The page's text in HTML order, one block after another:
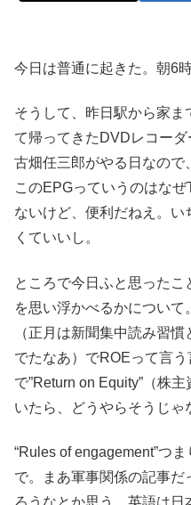
今日は普通に起きた。朝6
そうして、昨日駅から家ま
て帰ってきたDVDレコー
古畑任三郎がやる日なので
このEPGっていうのはな
ないけど、便利だねえ。
くていいし。
ところで今日ふと思った
を思い浮かべるかについ
（正月は新聞集中読み習
でたなあ）でROEって言
で”Return on Equity”（株
いたら、どうやらそうじゃ
“Rules of engagement”つ
で。まあ軍事関係の記事